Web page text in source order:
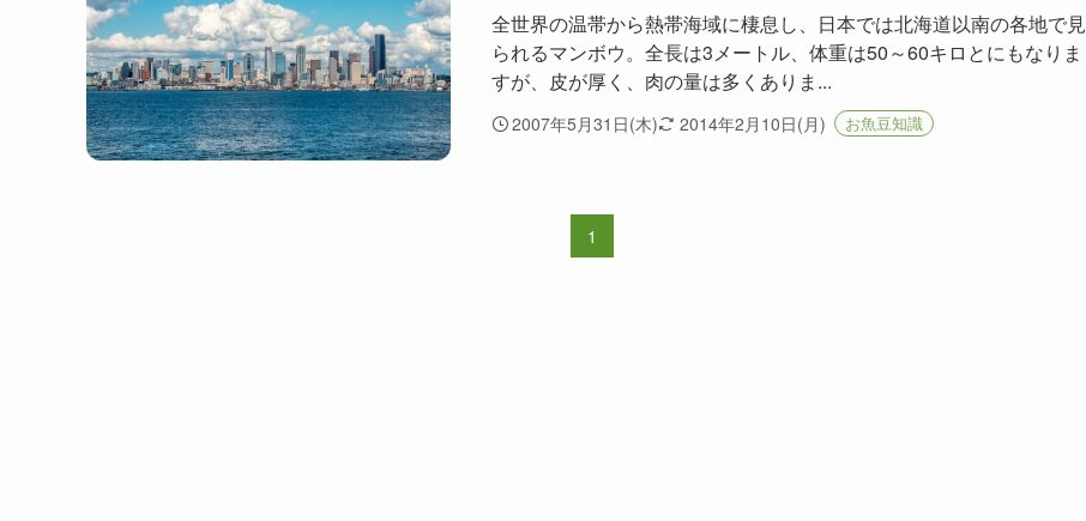
全世界の温帯から熱帯海域に棲息し、日本では北海道以南の各地で見
られるマンボウ。全長は3メートル、体重は50～60キロとにもなりま
すが、皮が厚く、肉の量は多くありま...
2007年5月31日(木) 2014年2月10日(月) お魚豆知識
1